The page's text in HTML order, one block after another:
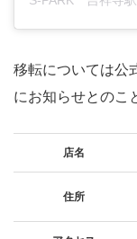
移転については公
にお知らせとのこ
店名
住所